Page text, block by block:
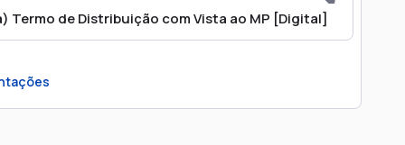
Termo de Distribuição com Vista ao MP [Digital]